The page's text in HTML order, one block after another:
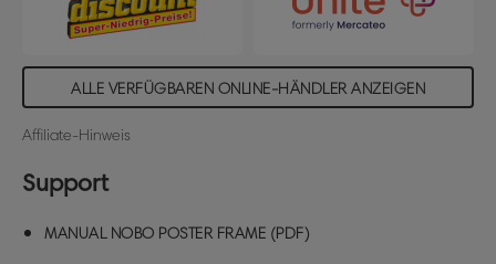
des Posterrahmens A4. Be clear with Nobo.
ALLE VERFÜGBAREN ONLINE-HÄNDLER ANZEIGEN
Affiliate-Hinweis
Support
MANUAL NOBO POSTER FRAME (PDF)